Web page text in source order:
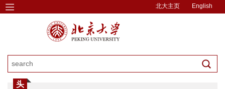
北大主页 English
头